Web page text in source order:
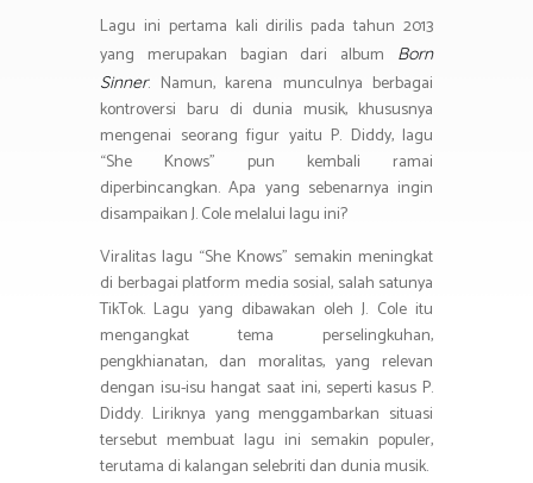
Lagu ini pertama kali dirilis pada tahun 2013
yang merupakan bagian dari album
Born
Sinner. Namun, karena munculnya berbagai
kontroversi baru di dunia musik, khususnya
mengenai seorang figur yaitu P. Diddy, lagu
“She Knows” pun kembali ramai
diperbincangkan. Apa yang sebenarnya ingin
disampaikan J. Cole melalui lagu ini?
Viralitas lagu “She Knows” semakin meningkat
di berbagai platform media sosial, salah satunya
TikTok. Lagu yang dibawakan oleh J. Cole itu
mengangkat tema perselingkuhan,
pengkhianatan, dan moralitas, yang relevan
dengan isu-isu hangat saat ini, seperti kasus P.
Diddy. Liriknya yang menggambarkan situasi
tersebut membuat lagu ini semakin populer,
terutama di kalangan selebriti dan dunia musik.